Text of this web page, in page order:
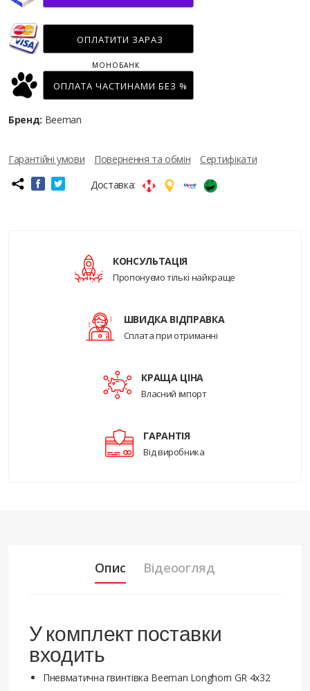
ОПЛАТИТИ ЗАРАЗ
ОПЛАТА ЧАСТИНАМИ БЕЗ %
МОНОБАНК
Бренд: Beeman
Гарантійні умови Повернення та обмін
Сертифікати
Доставка:
КОНСУЛЬТАЦІЯ
Пропонуємо тількі найкраще
ШВИДКА ВІДПРАВКА
Сплата при отриманні
КРАЩА ЦІНА
Власний імпорт
ГАРАНТІЯ
Від виробника
Опис Відеоогляд
У комплект поставки
входить
Пневматична гвинтівка Beeman Longhorn GR 4х32